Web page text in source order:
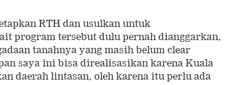
RTH dan usulkan untuk
program tersebut dulu pernah dianggarkan,
tanahnya yang masih belum clear
saya ini bisa direalisasikan karena Kuala
daerah lintasan, oleh karena itu perlu ada